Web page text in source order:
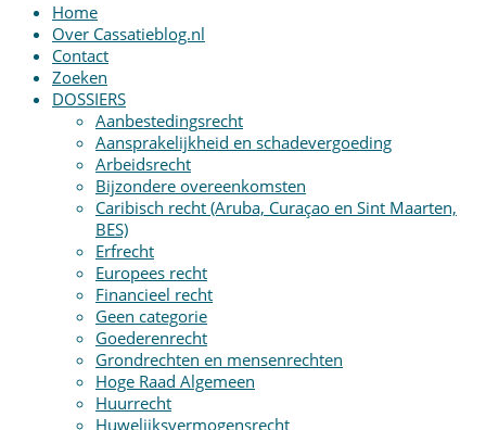
Home
Over Cassatieblog.nl
Contact
Zoeken
DOSSIERS
Aanbestedingsrecht
Aansprakelijkheid en schadevergoeding
Arbeidsrecht
Bijzondere overeenkomsten
Caribisch recht (Aruba, Curaçao en Sint Maarten,
BES)
Erfrecht
Europees recht
Financieel recht
Geen categorie
Goederenrecht
Grondrechten en mensenrechten
Hoge Raad Algemeen
Huurrecht
Huwelijksvermogensrecht